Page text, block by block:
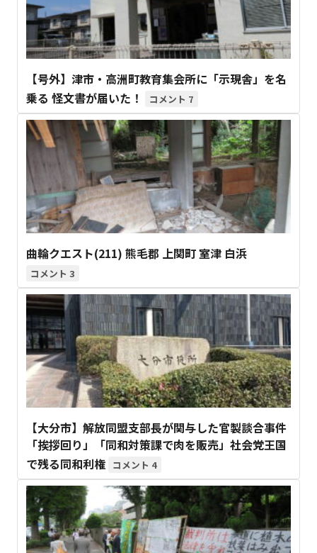
【号外】津市・高洲町教育集会所に「示現舎」を名
乗る 怪文書が届いた！
7
曲輪クエスト(211) 熊毛郡 上関町 室津 白浜
3
【大分市】解放同盟支部長が関与した官製談合事件
「挨拶回り」「同和対策課で肉を販売」社会党王国
で残る同和利権
4